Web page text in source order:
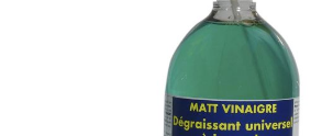
260M
NETTOYANT DEGRAISSANT
DE VINAIGRE D’ALCOOL